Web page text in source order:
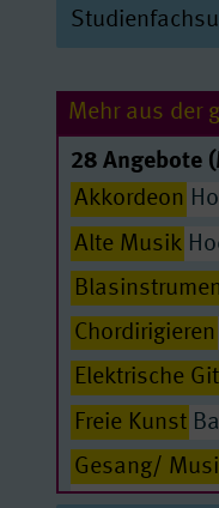
Biochemie/
Bioinformatik
Biologie
Biologie
Biologie
Chemie
Chemie
Chemie
Mehr aus der
28 Angebote
Akkordeon
Alte Musik
Chordirigieren
Elektrische
Freie Kunst
Gesang/
Hochschule